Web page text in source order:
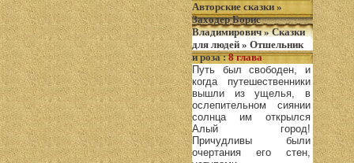
Авторские сказки »
Заходер Борис
Владимирович»Сказки
для людей » Отшельник
и роза:8 глава
Путь был свободен, и
когда путешественники
вышли из ущелья, в
ослепительном сиянии
солнца им открылся
Алый город!
Причудливы были
очертания его стен,